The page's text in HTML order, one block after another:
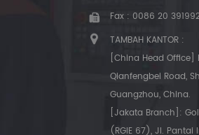
Fax : 0086 20
TAMBAH KANTOR :
[China Head Office]
Qianfengbei Road,
Guangzhou, China.
[Jakata Branch]:
(RGIE 67), Jl. Pantai